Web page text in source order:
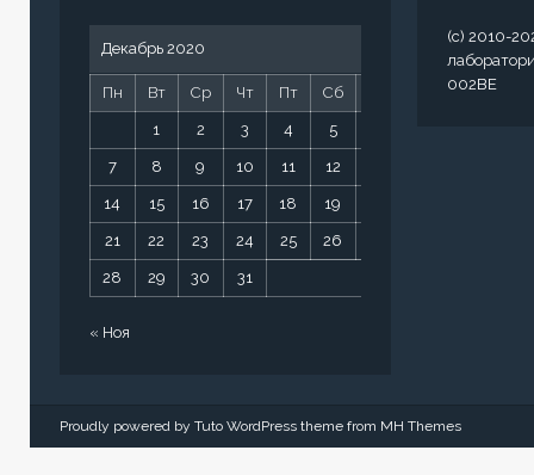
Декабрь 2020
Пн Вт Ср Чт Пт Сб
1 2 3 4 5
7 8 9 10 11 12
14 15 16 17 18 19
21 22 23 24 25 26
28 29 30 31
« Ноя
(c) 2010-
002BE
Proudly powered by Tuto WordPress theme from MH Themes